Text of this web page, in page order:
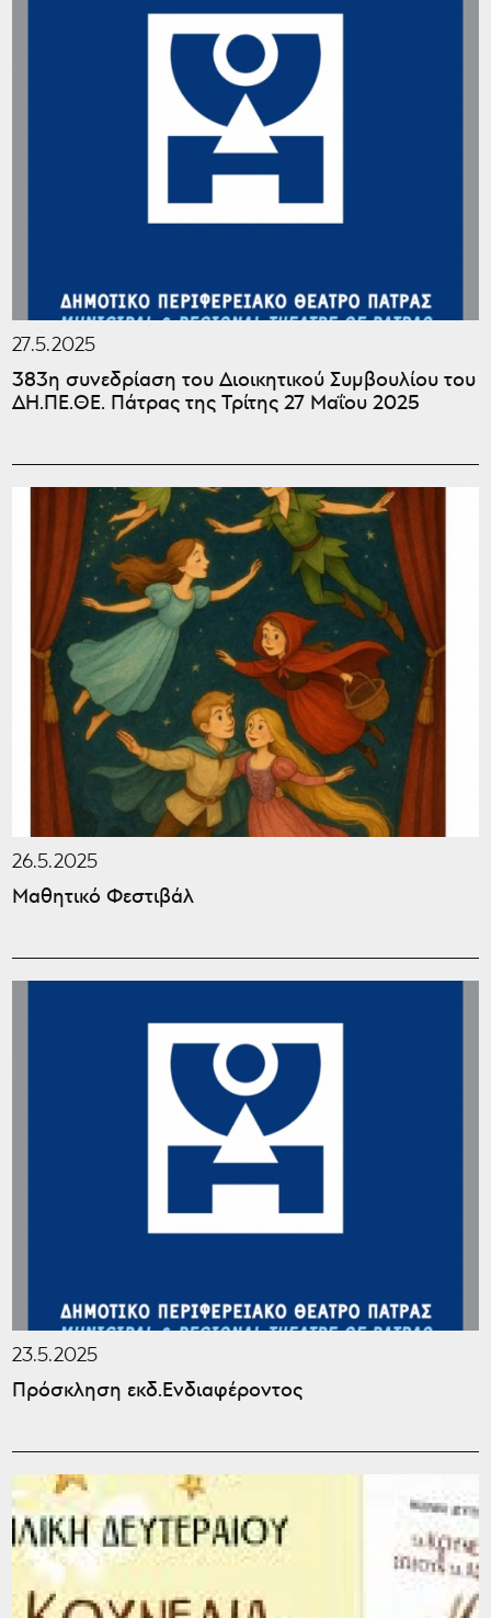
27.5.2025
383η συνεδρίαση του Διοικητικού Συμβουλίου του
ΔΗ.ΠΕ.ΘΕ. Πάτρας της Τρίτης 27 Μαΐου 2025
26.5.2025
Μαθητικό Φεστιβάλ
23.5.2025
Πρόσκληση εκδ.Ενδιαφέροντος